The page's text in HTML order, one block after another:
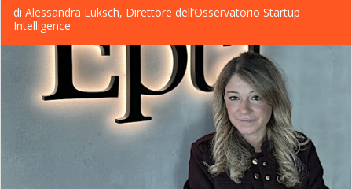
di Alessandra Luksch, Direttore dell’Osservatorio Startup
Intelligence